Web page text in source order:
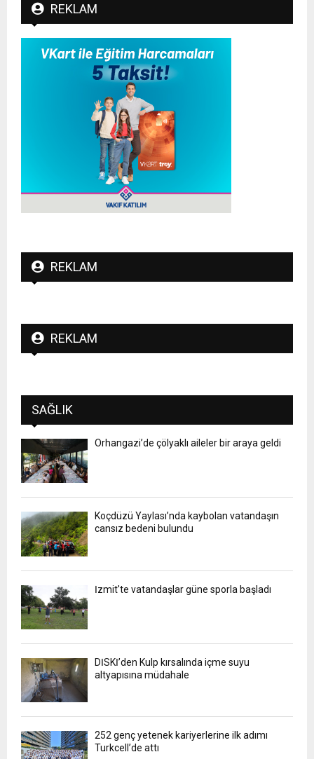
REKLAM
REKLAM
REKLAM
SAĞLIK
Orhangazi’de çölyaklı aileler bir araya geldi
Koçdüzü Yaylası’nda kaybolan vatandaşın
cansız bedeni bulundu
İzmit'te vatandaşlar güne sporla başladı
DİSKİ’den Kulp kırsalında içme suyu
altyapısına müdahale
252 genç yetenek kariyerlerine ilk adımı
Turkcell’de attı